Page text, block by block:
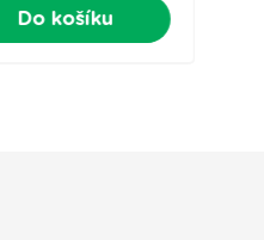
Do košíku